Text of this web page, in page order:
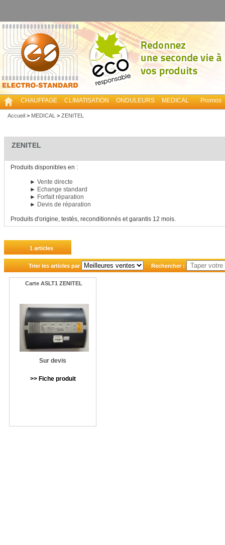
CHAUFFAGE CLIMATISATION ONDULEURS MEDICAL Promos
Accueil > MEDICAL > ZENITEL
ZENITEL
Produits disponibles en :
► Vente directe
► Echange standard
► Forfait réparation
► Devis de réparation
Produits d'origine, testés, reconditionnés et garantis 12 mois.
1 articles
Trier les articles par Rechercher :
Carte ASLT1 ZENITEL
Sur devis
>> Fiche produit